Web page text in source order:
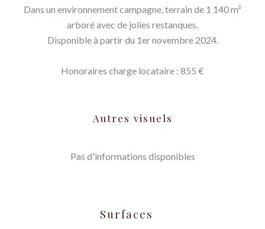
Dans un environnement campagne, terrain de 1 140 m²
arboré avec de jolies restanques.
Disponible à partir du 1er novembre 2024.
Honoraires charge locataire : 855 €
Autres visuels
Pas d'informations disponibles
Surfaces